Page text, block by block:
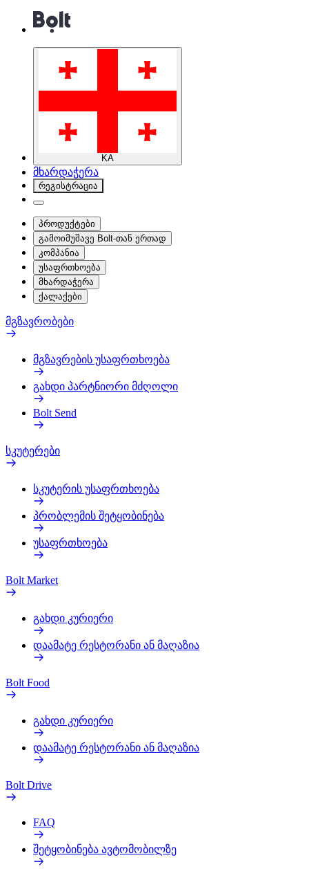
KA
მხარდაჭერა
რეგისტრაცია
პროდუქტები
გამოიმუშავე Bolt-თან ერთად
კომპანია
უსაფრთხოება
მხარდაჭერა
ქალაქები
მგზავრობები
მგზავრების უსაფრთხოება
გახდი პარტნიორი მძღოლი
Bolt Send
სკუტერები
სკუტერის უსაფრთხოება
პრობლემის შეტყობინება
უსაფრთხოება
Bolt Market
გახდი კურიერი
დაამატე რესტორანი ან მაღაზია
Bolt Food
გახდი კურიერი
დაამატე რესტორანი ან მაღაზია
Bolt Drive
FAQ
შეტყობინება ავტომობილზე